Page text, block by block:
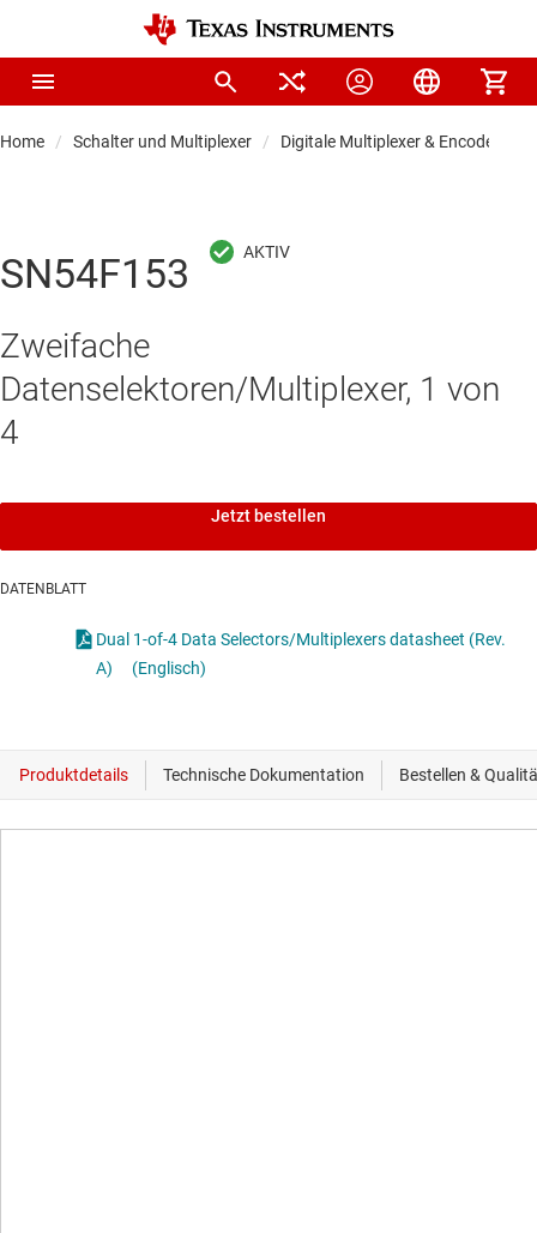
Home Schalter und Multiplexer Digitale Multiplexer & Encoder
SN54F153
Zweifache
Datenselektoren/Multiplexer, 1 von
4
Jetzt bestellen
DATENBLATT
Dual 1-of-4 Data Selectors/Multiplexers datasheet (Rev.
A)
(Englisch)